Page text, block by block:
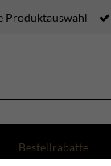
Produktauswahl
Bestellrabatte